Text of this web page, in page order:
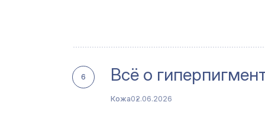
6 Всё о
Кожа02.06.2026